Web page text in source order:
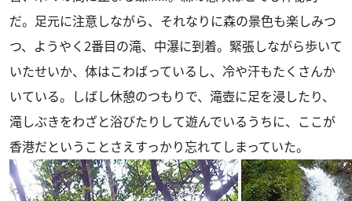
だ。足元に注意しながら、それなりに森の景色も楽しみつ
つ、ようやく2番目の滝、中瀑に到着。緊張しながら歩いて
いたせいか、体はこわばっているし、冷や汗もたくさんか
いている。しばし休憩のつもりで、滝壺に足を浸したり、
滝しぶきをわざと浴びたりして遊んでいるうちに、ここが
香港だということさえすっかり忘れてしまっていた。